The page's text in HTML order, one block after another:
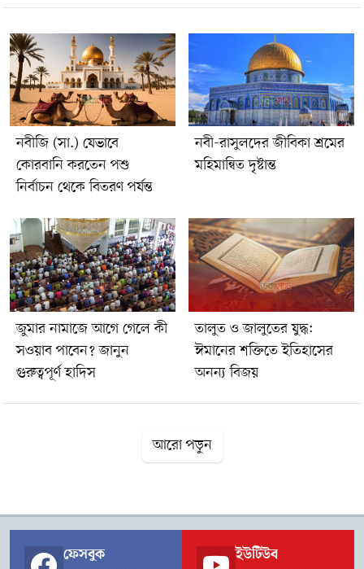
রিজিক বৃদ্ধির অন্যতম মাধ্যম। কোরআনে নুহ (আ.)-এর ঘটনার মাধ্যমে
বলা হয়েছে, ইসতেগফারের ফলে বৃষ্টি, সম্পদ ও সন্তান-সন্ততি বৃদ্ধি পায়।
আত্মীয়তার সম্পর্ক বজায় রাখাহাদিসে এসেছে, আত্মীয়তার সম্পর্ক রক্ষা
করলে রিজিক প্রশস্ত হয় এবং আয়ুতে বরকত আসে।দরুদ শরিফ পাঠ
করারাসুলুল্লাহ (সা.)-এর ওপর দরুদ পাঠের মাধ্যমে দোয়া কবুল ও গুনাহ
মাফের পাশাপাশি রিজিকে প্রশস্ততা আসে।দান-সদকা করাআল্লাহর পথে
ব্যয় করলে সম্পদ কমে না বরং বৃদ্ধি পায় এবং এর বিনিময়ে আল্লাহ উত্তম
রিজিক দান করেন।শুকরিয়া আদায় করাআল্লাহর নেয়ামতের কৃতজ্ঞতা
প্রকাশ করলে রিজিক বাড়িয়ে দেওয়ার প্রতিশ্রুতি রয়েছে কোরআনে।বিয়ে
প্রশস্ততা দান করেন।গুনাহ থেকে বেঁচে থাকাগুনাহ পরিহার করে নেক
আমল করলে জীবনে বরকত ও রিজিকের প্রশস্ততা আসে।ইসলামী শিক্ষায়
এসব আমলকে রিজিক বৃদ্ধির সহায়ক হিসেবে উল্লেখ করা হয়েছে, যা
মানুষকে দুনিয়া ও আখিরাত উভয় জীবনে কল্যাণের পথে পরিচালিত
করে।
নবীজি (সা.) যেভাবে
কোরবানি করতেন পশু
নির্বাচন থেকে বিতরণ পর্যন্ত
নবী-রাসুলদের জীবিকা শ্রমের
মহিমান্বিত দৃষ্টান্ত
জুমার নামাজে আগে গেলে কী
সওয়াব পাবেন? জানুন
গুরুত্বপূর্ণ হাদিস
তালুত ও জালুতের যুদ্ধ:
ঈমানের শক্তিতে ইতিহাসের
অনন্য বিজয়
আরো পড়ুন
ফেসবুক ইউটিউব